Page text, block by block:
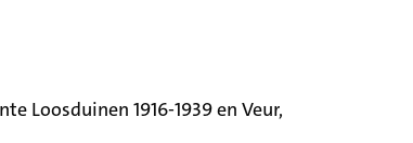
Loosduinen 1916-1939 en Veur,